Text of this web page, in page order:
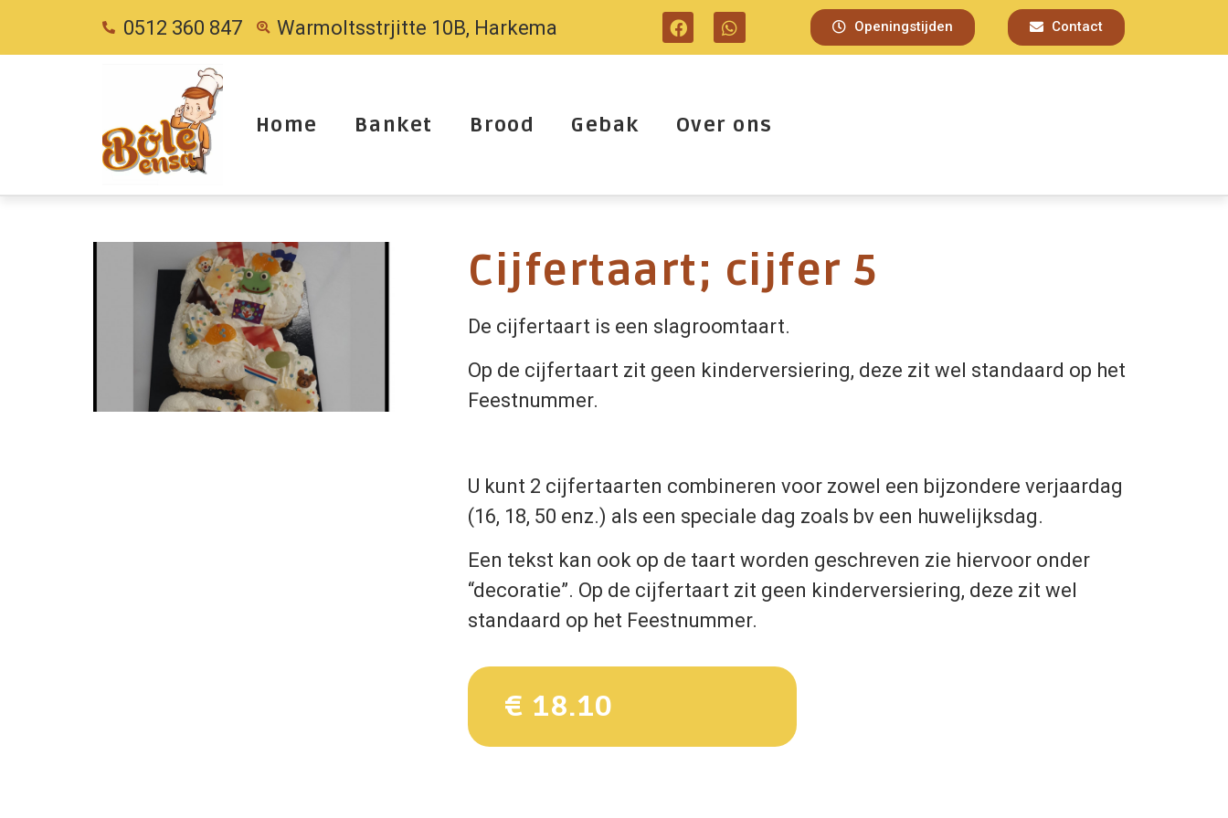
0512 360 847 Warmoltsstrjitte 10B, Harkema Openingstijden Contact
Home Banket Brood Gebak Over ons
Cijfertaart; cijfer 5
De cijfertaart is een slagroomtaart.
Op de cijfertaart zit geen kinderversiering, deze zit wel standaard op het
Feestnummer.
U kunt 2 cijfertaarten combineren voor zowel een bijzondere verjaardag
(16, 18, 50 enz.) als een speciale dag zoals bv een huwelijksdag.
Een tekst kan ook op de taart worden geschreven zie hiervoor onder
“decoratie”. Op de cijfertaart zit geen kinderversiering, deze zit wel
standaard op het Feestnummer.
€ 18.10